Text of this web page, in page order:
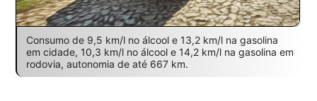
Consumo de 9,5 km/l no álcool e 13,2 km/l na gasolina
em cidade, 10,3 km/l no álcool e 14,2 km/l na gasolina em
rodovia, autonomia de até 667 km.